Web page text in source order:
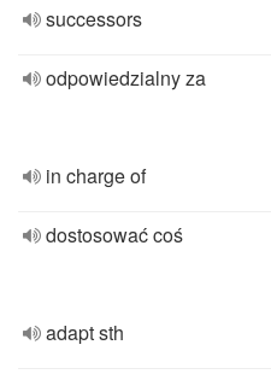
successors
odpowiedzialny za
in charge of
dostosować coś
adapt sth